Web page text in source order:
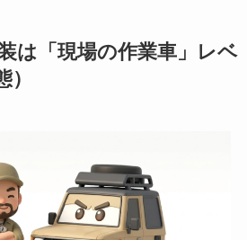
は「現場の作業車」レベ